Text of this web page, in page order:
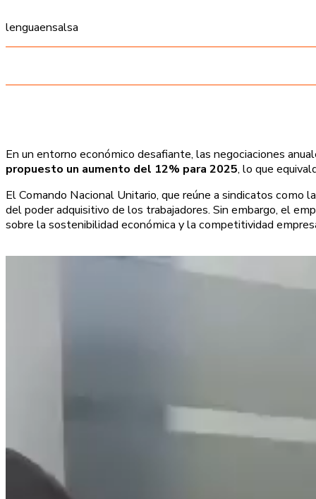
lenguaensalsa
En un entorno económico desafiante, las negociaciones
propuesto un aumento del 12% para 2025, lo que
El Comando Nacional Unitario, que reúne a sindicatos
del poder adquisitivo de los trabajadores. Sin embargo, el
sobre la sostenibilidad económica y la competitividad